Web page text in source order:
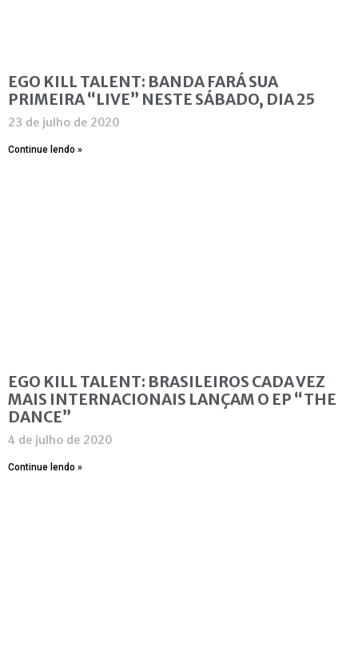
EGO KILL TALENT: BANDA FARÁ SUA
PRIMEIRA “LIVE” NESTE SÁBADO, DIA 25
23 de julho de 2020
Continue lendo »
EGO KILL TALENT: BRASILEIROS CADA VEZ
MAIS INTERNACIONAIS LANÇAM O EP “THE
DANCE”
4 de julho de 2020
Continue lendo »